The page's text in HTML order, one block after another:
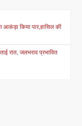
आकंड़ा किया पार,हासिल की
रात, जलभराव प्रभावित